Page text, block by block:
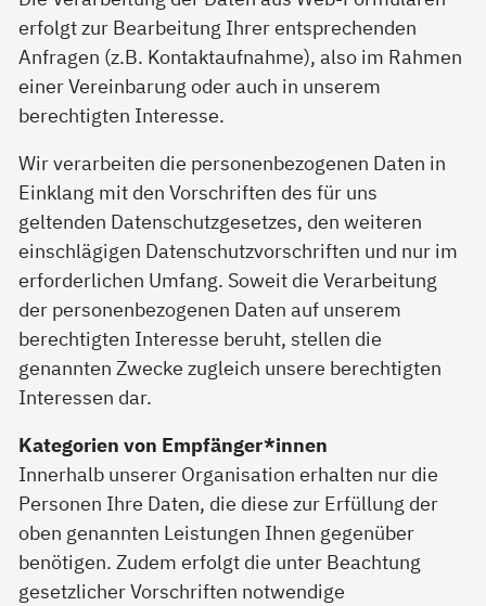
erfolgt zur Bearbeitung Ihrer entsprechenden
Anfragen (z.B. Kontaktaufnahme), also im Rahmen
einer Vereinbarung oder auch in unserem
berechtigten Interesse.
Wir verarbeiten die personenbezogenen Daten in
Einklang mit den Vorschriften des für uns
geltenden Datenschutzgesetzes, den weiteren
einschlägigen Datenschutzvorschriften und nur im
erforderlichen Umfang. Soweit die Verarbeitung
der personenbezogenen Daten auf unserem
berechtigten Interesse beruht, stellen die
genannten Zwecke zugleich unsere berechtigten
Interessen dar.
Kategorien von Empfänger*innen
Innerhalb unserer Organisation erhalten nur die
Personen Ihre Daten, die diese zur Erfüllung der
oben genannten Leistungen Ihnen gegenüber
benötigen. Zudem erfolgt die unter Beachtung
gesetzlicher Vorschriften notwendige